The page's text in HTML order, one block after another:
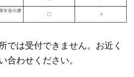
では受付できません。 お近く
合わせください。